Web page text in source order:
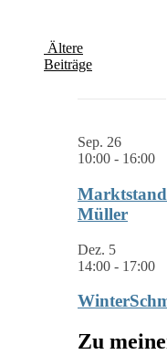
Ältere
Beiträge
Sep. 26
10:00 - 16:00
Müller
Dez. 5
14:00 - 17:00
Zu